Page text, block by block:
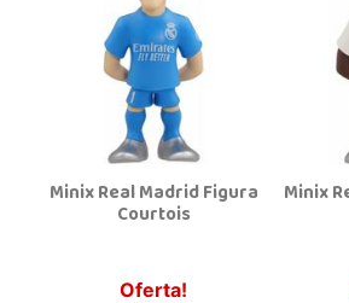
Av. Doctor Jimenez Diaz, Local 2-B. Centro Comercial Isla
03005, Alicante
965 984 706
Localizar Tienda
Juguetilandia Armilla
18100, Armilla
Minix Real Madrid Figura
Courtois
Oferta!
Minix